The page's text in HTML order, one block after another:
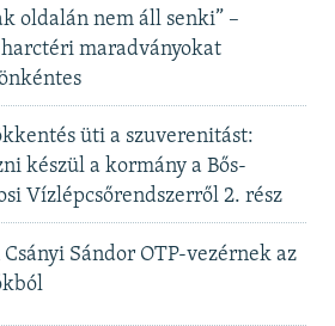
oldalán nem áll senki” –
maradványokat
üti a szuverenitást:
készül a kormány a Bős-
Vízlépcsőrendszerről 2. rész
Sándor OTP-vezérnek az